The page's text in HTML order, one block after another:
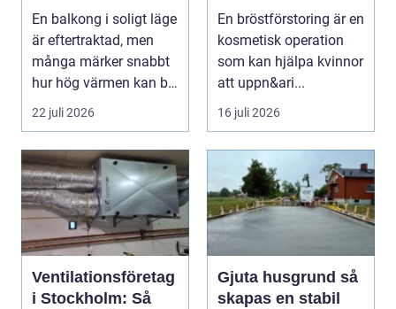
rum utomhus
En balkong i soligt läge
är eftertraktad, men
många märker snabbt
hur hög värmen kan bli
under somma...
22 juli 2026
självförtroendet
En bröstförstoring är en
kosmetisk operation
som kan hjälpa kvinnor
att uppn&ari...
16 juli 2026
Ventilationsföretag
i Stockholm: Så
Gjuta husgrund så
skapas en stabil